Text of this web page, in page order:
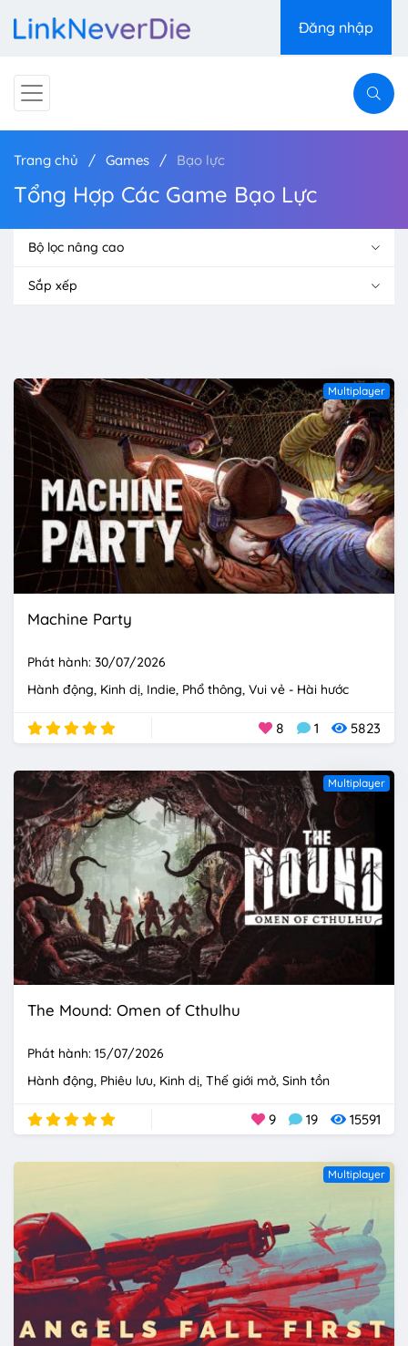
Đăng nhập
Trang chủ Games Bạo lực
Tổng Hợp Các Game Bạo Lực
Bộ lọc nâng cao
Sắp xếp
Multiplayer
Machine Party
Phát hành: 30/07/2026
Hành động Kinh dị Indie Phổ thông Vui vẻ - Hài hước
8 1 5823
Multiplayer
The Mound: Omen of Cthulhu
Phát hành: 15/07/2026
Hành động Phiêu lưu Kinh dị Thế giới mở Sinh tồn
9 19 15591
Multiplayer